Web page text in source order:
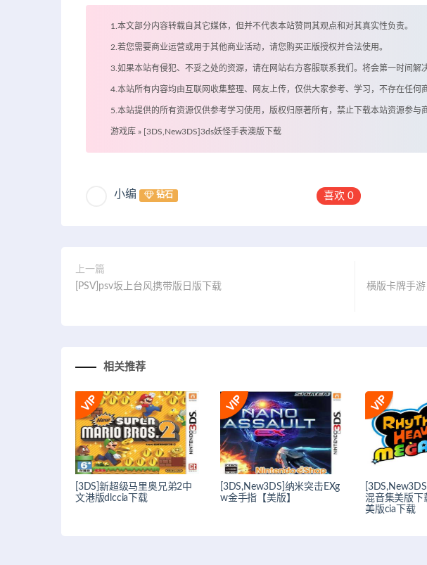
1.本文部分内容转载自其它媒体，但并不代表本站赞同其观点和对其真实性负责。
2.若您需要商业运营或用于其他商业活动，请您购买正版授权并合法使用。
3.如果本站有侵犯、不妥之处的资源，请在网站右方客服联系我们。将会第一时间解决
4.本站所有内容均由互联网收集整理、网友上传，仅供大家参考、学习，不存在任何
5.本站提供的所有资源仅供参考学习使用，版权归原著所有，禁止下载本站资源参与
游戏库 » [3DS,New3DS]3ds妖怪手表澳版下载
小编 钻石 喜欢0
上一篇
[PSV]psv坂上台风携带版日版下载
横版卡牌手
相关推荐
[3DS]新超级马里奥兄弟2中
文港版dlccia下载
[3DS,New3DS]纳米突击EXg
w金手指【美版】
混音集美版下
美版cia下载